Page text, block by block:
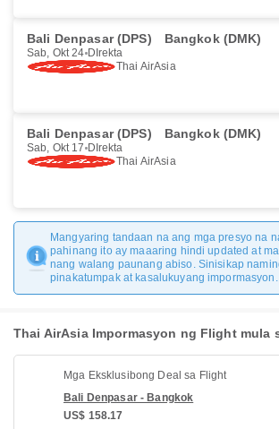
Bali Denpasar (DPS) Bangkok (DMK)
Sab, Okt 24 DIrekta
Thai AirAsia
Bali Denpasar (DPS) Bangkok (DMK)
Sab, Okt 17 DIrekta
Thai AirAsia
Mangyaring tandaan na ang mga presyo na
pahinang ito ay maaaring hindi updated at
nang walang paunang abiso. Sinisikap
pinakatumpak at kasalukuyang impormasyon.
Thai AirAsia Impormasyon ng Flight mula
Mga Eksklusibong Deal sa Flight
Bali Denpasar - Bangkok
US$ 158.17